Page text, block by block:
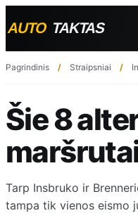
Pagrindinis Straipsniai
Šie 8
Tarp Insbruko ir
tampa tik vienos eismo